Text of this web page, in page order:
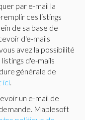
par e-mail la
ces listings
de sa base de
d'e-mails
avez la possibilité
d'e-mails
générale de
ici.
un e-mail de
Maplesoft